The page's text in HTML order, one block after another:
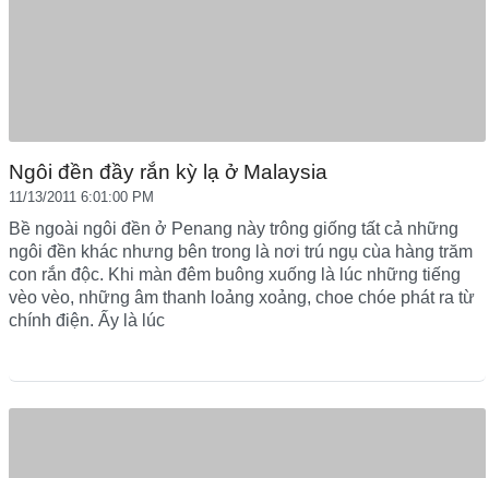
Ngôi đền đầy rắn kỳ lạ ở Malaysia
11/13/2011 6:01:00 PM
Bề ngoài ngôi đền ở Penang này trông giống tất cả những
ngôi đền khác nhưng bên trong là nơi trú ngụ cùa hàng trăm
con rắn độc. Khi màn đêm buông xuống là lúc những tiếng
vèo vèo, những âm thanh loảng xoảng, choe chóe phát ra từ
chính điện. Ấy là lúc